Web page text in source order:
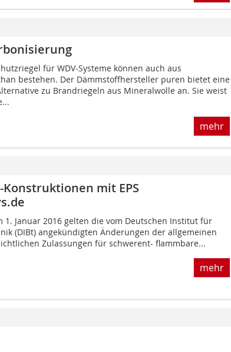
für WDV-Systeme können auch aus
bestehen. Der Dämmstoffhersteller puren bietet eine
zu Brandriegeln aus Mineralwolle an. Sie weist
mehr
mit EPS
1. Januar 2016 gelten die vom Deutschen Institut für
(DIBt) angekündigten Änderungen der allgemeinen
Zulassungen für schwerent- flammbare...
mehr